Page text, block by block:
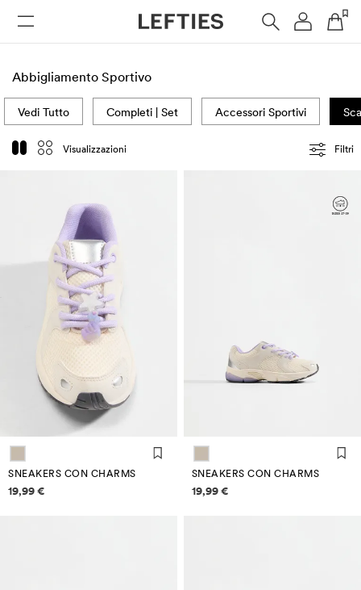
Abbigliamento Sportivo
Visualizzazioni Filtri
Vedi Tutto Completi | Set Accessori Sportivi
SNEAKERS CON CHARMS
Informazioni sui prezzi
19,99 €
SNEAKERS CON CHARMS
Informazioni sui prezzi
19,99 €